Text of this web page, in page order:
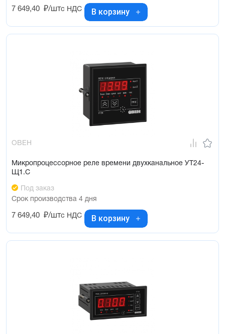
7 649,40 ₽/штс НДС В корзину
ОВЕН
Микропроцессорное реле времени двухканальное УТ24-
Щ1.С
Под заказ
Срок производства 4 дня
7 649,40 ₽/штс НДС В корзину